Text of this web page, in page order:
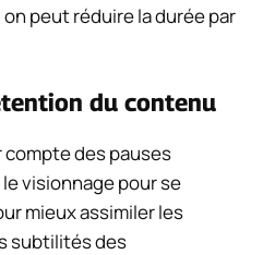
peut réduire la durée par
du contenu
des pauses
visionnage pour se
mieux assimiler les
subtilités des